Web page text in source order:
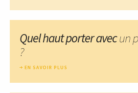
Quel haut porter avecun
?
EN SAVOIR PLUS